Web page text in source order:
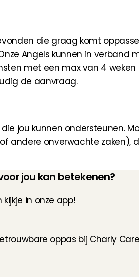
die graag komt
Angels kunnen in verband
met een max van 4
de aanvraag.
jou kunnen ondersteunen.
andere onverwachte zaken),
jou kan betekenen?
in onze app!
oppas bij Charly